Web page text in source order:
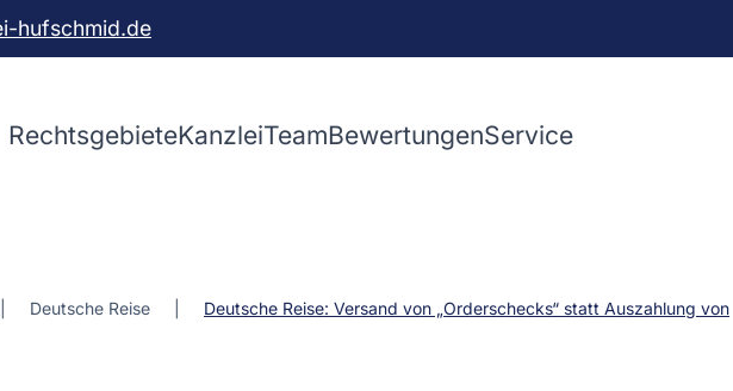
hufschmid.de
RechtsgebieteKanzleiTeamBewertungenService
Deutsche Reise
Deutsche Reise: Versand von „Orderschecks“ statt Auszahlung von